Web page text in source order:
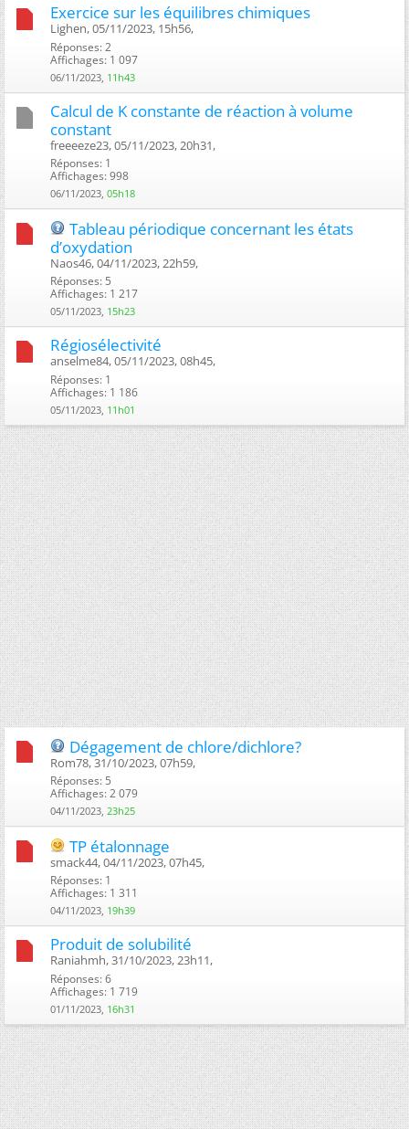
Exercice sur les équilibres chimiques
Lighen, 05/11/2023, 15h56, ‎
Réponses: 2
Affichages: 1 097
06/11/2023, 11h43
Calcul de K constante de réaction à volume
constant
freeeeze23, 05/11/2023, 20h31, ‎
Réponses: 1
Affichages: 998
06/11/2023, 05h18
Tableau périodique concernant les états
d’oxydation
Naos46, 04/11/2023, 22h59, ‎
Réponses: 5
Affichages: 1 217
05/11/2023, 15h23
Régiosélectivité
anselme84, 05/11/2023, 08h45, ‎
Réponses: 1
Affichages: 1 186
05/11/2023, 11h01
Dégagement de chlore/dichlore?
Rom78, 31/10/2023, 07h59, ‎
Réponses: 5
Affichages: 2 079
04/11/2023, 23h25
TP étalonnage
smack44, 04/11/2023, 07h45, ‎
Réponses: 1
Affichages: 1 311
04/11/2023, 19h39
Produit de solubilité
Raniahmh, 31/10/2023, 23h11, ‎
Réponses: 6
Affichages: 1 719
01/11/2023, 16h31